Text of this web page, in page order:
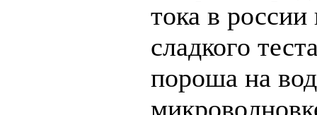
тока в
сладкого
пороша на